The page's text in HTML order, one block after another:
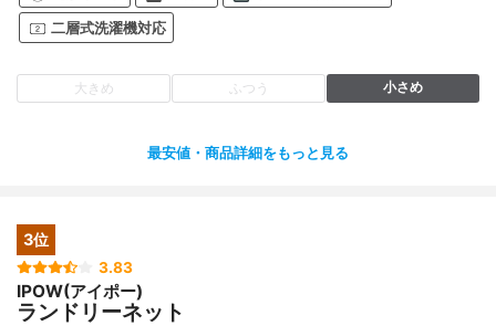
二層式洗濯機対応
大きめ ふつう 小さめ
最安値・商品詳細をもっと見る
3位
3.83
IPOW(アイポー)
ランドリーネット